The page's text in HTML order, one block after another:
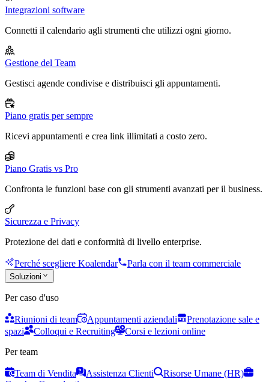
Integrazioni software
Connetti il calendario agli strumenti che utilizzi ogni giorno.
Gestione del Team
Gestisci agende condivise e distribuisci gli appuntamenti.
Piano gratis per sempre
Ricevi appuntamenti e crea link illimitati a costo zero.
Piano Gratis vs Pro
Confronta le funzioni base con gli strumenti avanzati per il business.
Sicurezza e Privacy
Protezione dei dati e conformità di livello enterprise.
Perché scegliere Koalendar Parla con il team commerciale
Soluzioni
Per caso d'uso
Riunioni di team Appuntamenti aziendali
Prenotazione sale e
spazi
Colloqui e Recruiting
Corsi e lezioni online
Per team
Team di Vendita Assistenza Clienti
Risorse Umane (HR)